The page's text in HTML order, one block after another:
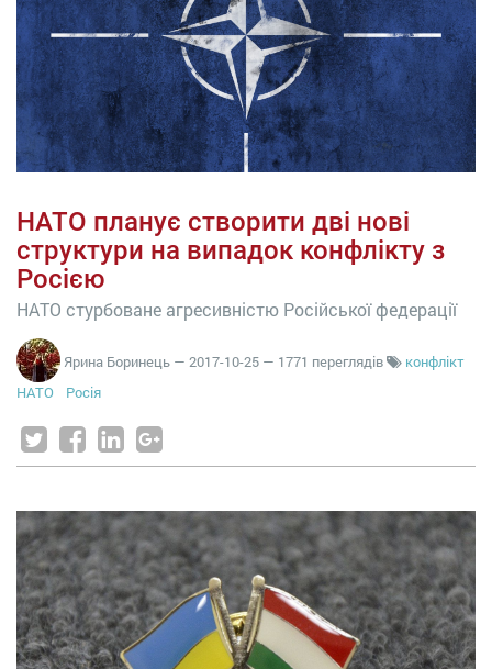
НАТО планує створити дві нові
структури на випадок конфлікту з
Росією
НАТО стурбоване агресивністю Російської федерації
Ярина Боринець — 2017-10-25 — 1771 переглядів
конфлікт
НАТО
Росія